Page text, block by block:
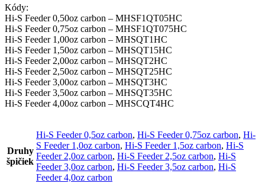
Kódy:
Hi-S Feeder 0,50oz carbon – MHSF1QT05HC
Hi-S Feeder 0,75oz carbon – MHSF1QT075HC
Hi-S Feeder 1,00oz carbon – MHSQT1HC
Hi-S Feeder 1,50oz carbon – MHSQT15HC
Hi-S Feeder 2,00oz carbon – MHSQT2HC
Hi-S Feeder 2,50oz carbon – MHSQT25HC
Hi-S Feeder 3,00oz carbon – MHSQT3HC
Hi-S Feeder 3,50oz carbon – MHSQT35HC
Hi-S Feeder 4,00oz carbon – MHSCQT4HC
Druhy
špičiek
Hi-S Feeder 0,5oz carbon, Hi-S Feeder 0,75oz carbon, Hi-
S Feeder 1,0oz carbon, Hi-S Feeder 1,5oz carbon, Hi-S
Feeder 2,0oz carbon, Hi-S Feeder 2,5oz carbon, Hi-S
Feeder 3,0oz carbon, Hi-S Feeder 3,5oz carbon, Hi-S
Feeder 4,0oz carbon